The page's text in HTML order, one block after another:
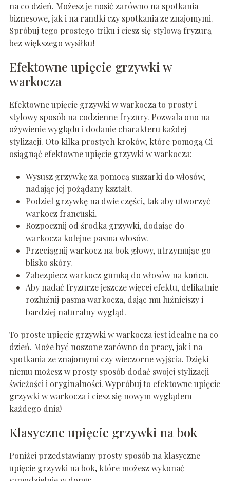
na co dzień. Możesz je nosić zarówno na spotkania
biznesowe, jak i na randki czy spotkania ze znajomymi.
Spróbuj tego prostego triku i ciesz się stylową fryzurą
bez większego wysiłku!
Efektowne upięcie grzywki w
warkocza
Efektowne upięcie grzywki w warkocza to prosty i
stylowy sposób na codzienne fryzury. Pozwala ono na
ożywienie wyglądu i dodanie charakteru każdej
stylizacji. Oto kilka prostych kroków, które pomogą Ci
osiągnąć efektowne upięcie grzywki w warkocza:
Wysusz grzywkę za pomocą suszarki do włosów,
nadając jej pożądany kształt.
Podziel grzywkę na dwie części, tak aby utworzyć
warkocz francuski.
Rozpocznij od środka grzywki, dodając do
warkocza kolejne pasma włosów.
Przeciągnij warkocz na bok głowy, utrzymując go
blisko skóry.
Zabezpiecz warkocz gumką do włosów na końcu.
Aby nadać fryzurze jeszcze więcej efektu, delikatnie
rozluźnij pasma warkocza, dając mu luźniejszy i
bardziej naturalny wygląd.
To proste upięcie grzywki w warkocza jest idealne na co
dzień. Może być noszone zarówno do pracy, jak i na
spotkania ze znajomymi czy wieczorne wyjścia. Dzięki
niemu możesz w prosty sposób dodać swojej stylizacji
świeżości i oryginalności. Wypróbuj to efektowne upięcie
grzywki w warkocza i ciesz się nowym wyglądem
każdego dnia!
Klasyczne upięcie grzywki na bok
Poniżej przedstawiamy prosty sposób na klasyczne
upięcie grzywki na bok, które możesz wykonać